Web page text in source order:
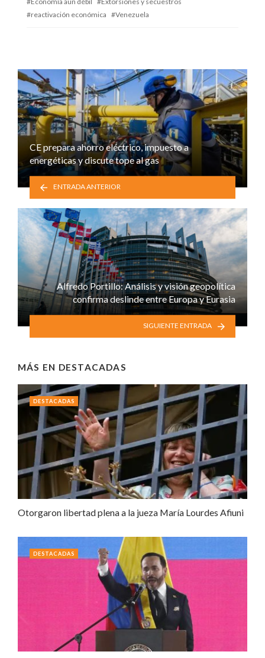
reactivación económica
Venezuela
CE prepara ahorro eléctrico, impuesto a
energéticas y discute tope al gas
ENTRADA ANTERIOR
Alfredo Portillo: Análisis y visión geopolítica
confirma deslinde entre Europa y Eurasia
SIGUIENTE ENTRADA
MÁS EN DESTACADAS
Otorgaron libertad plena a la jueza María Lourdes Afiuni
DESTACADAS
DESTACADAS